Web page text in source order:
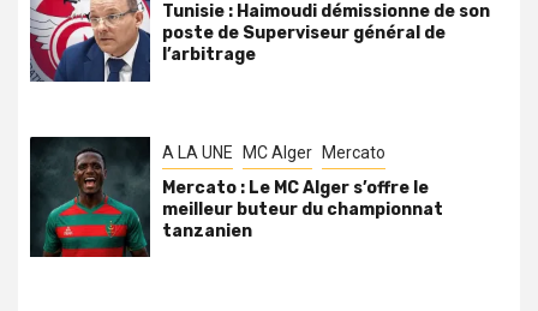
Tunisie : Haimoudi démissionne de son
poste de Superviseur général de
l’arbitrage
A LA UNE MC Alger Mercato
Mercato : Le MC Alger s’offre le
meilleur buteur du championnat
tanzanien